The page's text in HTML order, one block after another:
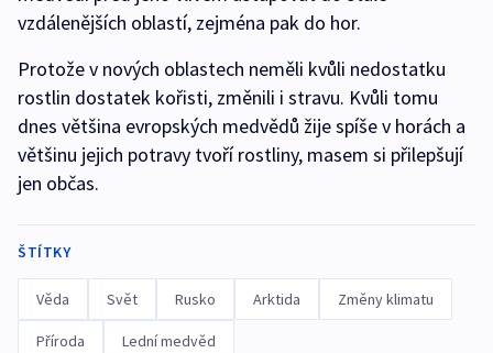
vzdálenějších oblastí, zejména pak do hor.
Protože v nových oblastech neměli kvůli nedostatku
rostlin dostatek kořisti, změnili i stravu. Kvůli tomu
dnes většina evropských medvědů žije spíše v horách a
většinu jejich potravy tvoří rostliny, masem si přilepšují
jen občas.
ŠTÍTKY
Věda Svět Rusko Arktida Změny klimatu
Příroda Lední medvěd